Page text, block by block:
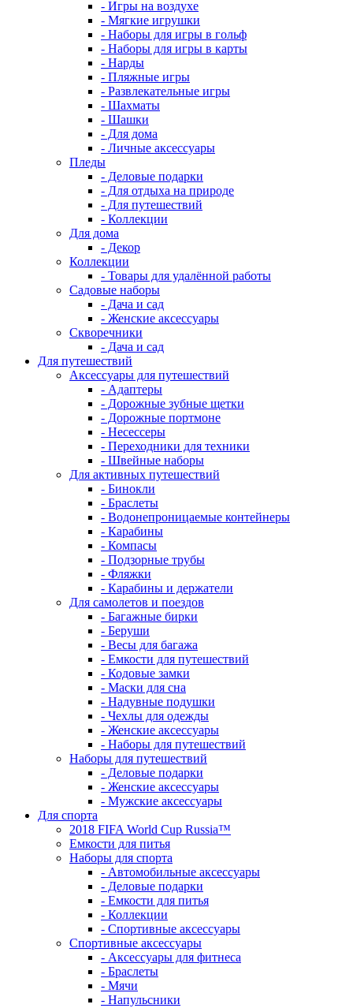
- Игры на воздухе
- Мягкие игрушки
- Наборы для игры в гольф
- Наборы для игры в карты
- Нарды
- Пляжные игры
- Развлекательные игры
- Шахматы
- Шашки
- Для дома
- Личные аксессуары
Пледы
- Деловые подарки
- Для отдыха на природе
- Для путешествий
- Коллекции
Для дома
- Декор
Коллекции
- Товары для удалённой работы
Садовые наборы
- Дача и сад
- Женские аксессуары
Скворечники
- Дача и сад
Для путешествий
Аксессуары для путешествий
- Адаптеры
- Дорожные зубные щетки
- Дорожные портмоне
- Несессеры
- Переходники для техники
- Швейные наборы
Для активных путешествий
- Бинокли
- Браслеты
- Водонепроницаемые контейнеры
- Карабины
- Компасы
- Подзорные трубы
- Фляжки
- Карабины и держатели
Для самолетов и поездов
- Багажные бирки
- Беруши
- Весы для багажа
- Емкости для путешествий
- Кодовые замки
- Маски для сна
- Надувные подушки
- Чехлы для одежды
- Женские аксессуары
- Наборы для путешествий
Наборы для путешествий
- Деловые подарки
- Женские аксессуары
- Мужские аксессуары
Для спорта
2018 FIFA World Cup Russia™
Емкости для питья
Наборы для спорта
- Автомобильные аксессуары
- Деловые подарки
- Емкости для питья
- Коллекции
- Спортивные аксессуары
Спортивные аксессуары
- Аксессуары для фитнеса
- Браслеты
- Мячи
- Напульсники